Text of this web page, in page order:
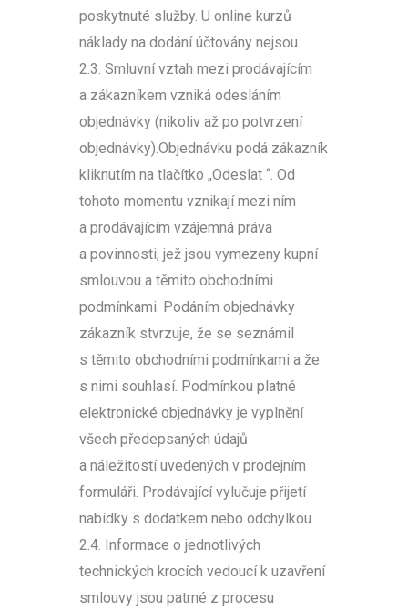
poskytnuté služby. U online kurzů
náklady na dodání účtovány nejsou.
2.3. Smluvní vztah mezi prodávajícím
a zákazníkem vzniká odesláním
objednávky (nikoliv až po potvrzení
objednávky).Objednávku podá zákazník
kliknutím na tlačítko „Odeslat “. Od
tohoto momentu vznikají mezi ním
a prodávajícím vzájemná práva
a povinnosti, jež jsou vymezeny kupní
smlouvou a těmito obchodními
podmínkami. Podáním objednávky
zákazník stvrzuje, že se seznámil
s těmito obchodními podmínkami a že
s nimi souhlasí. Podmínkou platné
elektronické objednávky je vyplnění
všech předepsaných údajů
a náležitostí uvedených v prodejním
formuláři. Prodávající vylučuje přijetí
nabídky s dodatkem nebo odchylkou.
2.4. Informace o jednotlivých
technických krocích vedoucí k uzavření
smlouvy jsou patrné z procesu